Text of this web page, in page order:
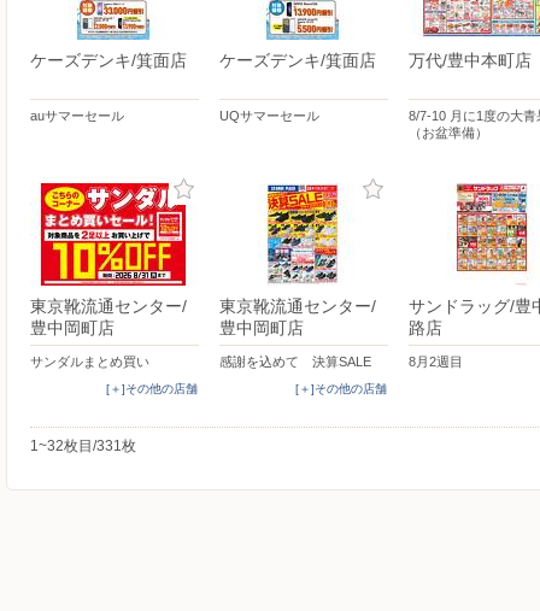
ケーズデンキ/箕面店
auサマーセール
ケーズデンキ/箕面店
UQサマーセール
万代/豊中本町店
8/7-10 月に1度の大青
（お盆準備）
東京靴流通センター/
豊中岡町店
サンダルまとめ買い
[＋]その他の店舗
東京靴流通センター/
豊中岡町店
感謝を込めて 決算SALE
[＋]その他の店舗
サンドラッグ/豊
路店
8月2週目
1~32枚目/331枚